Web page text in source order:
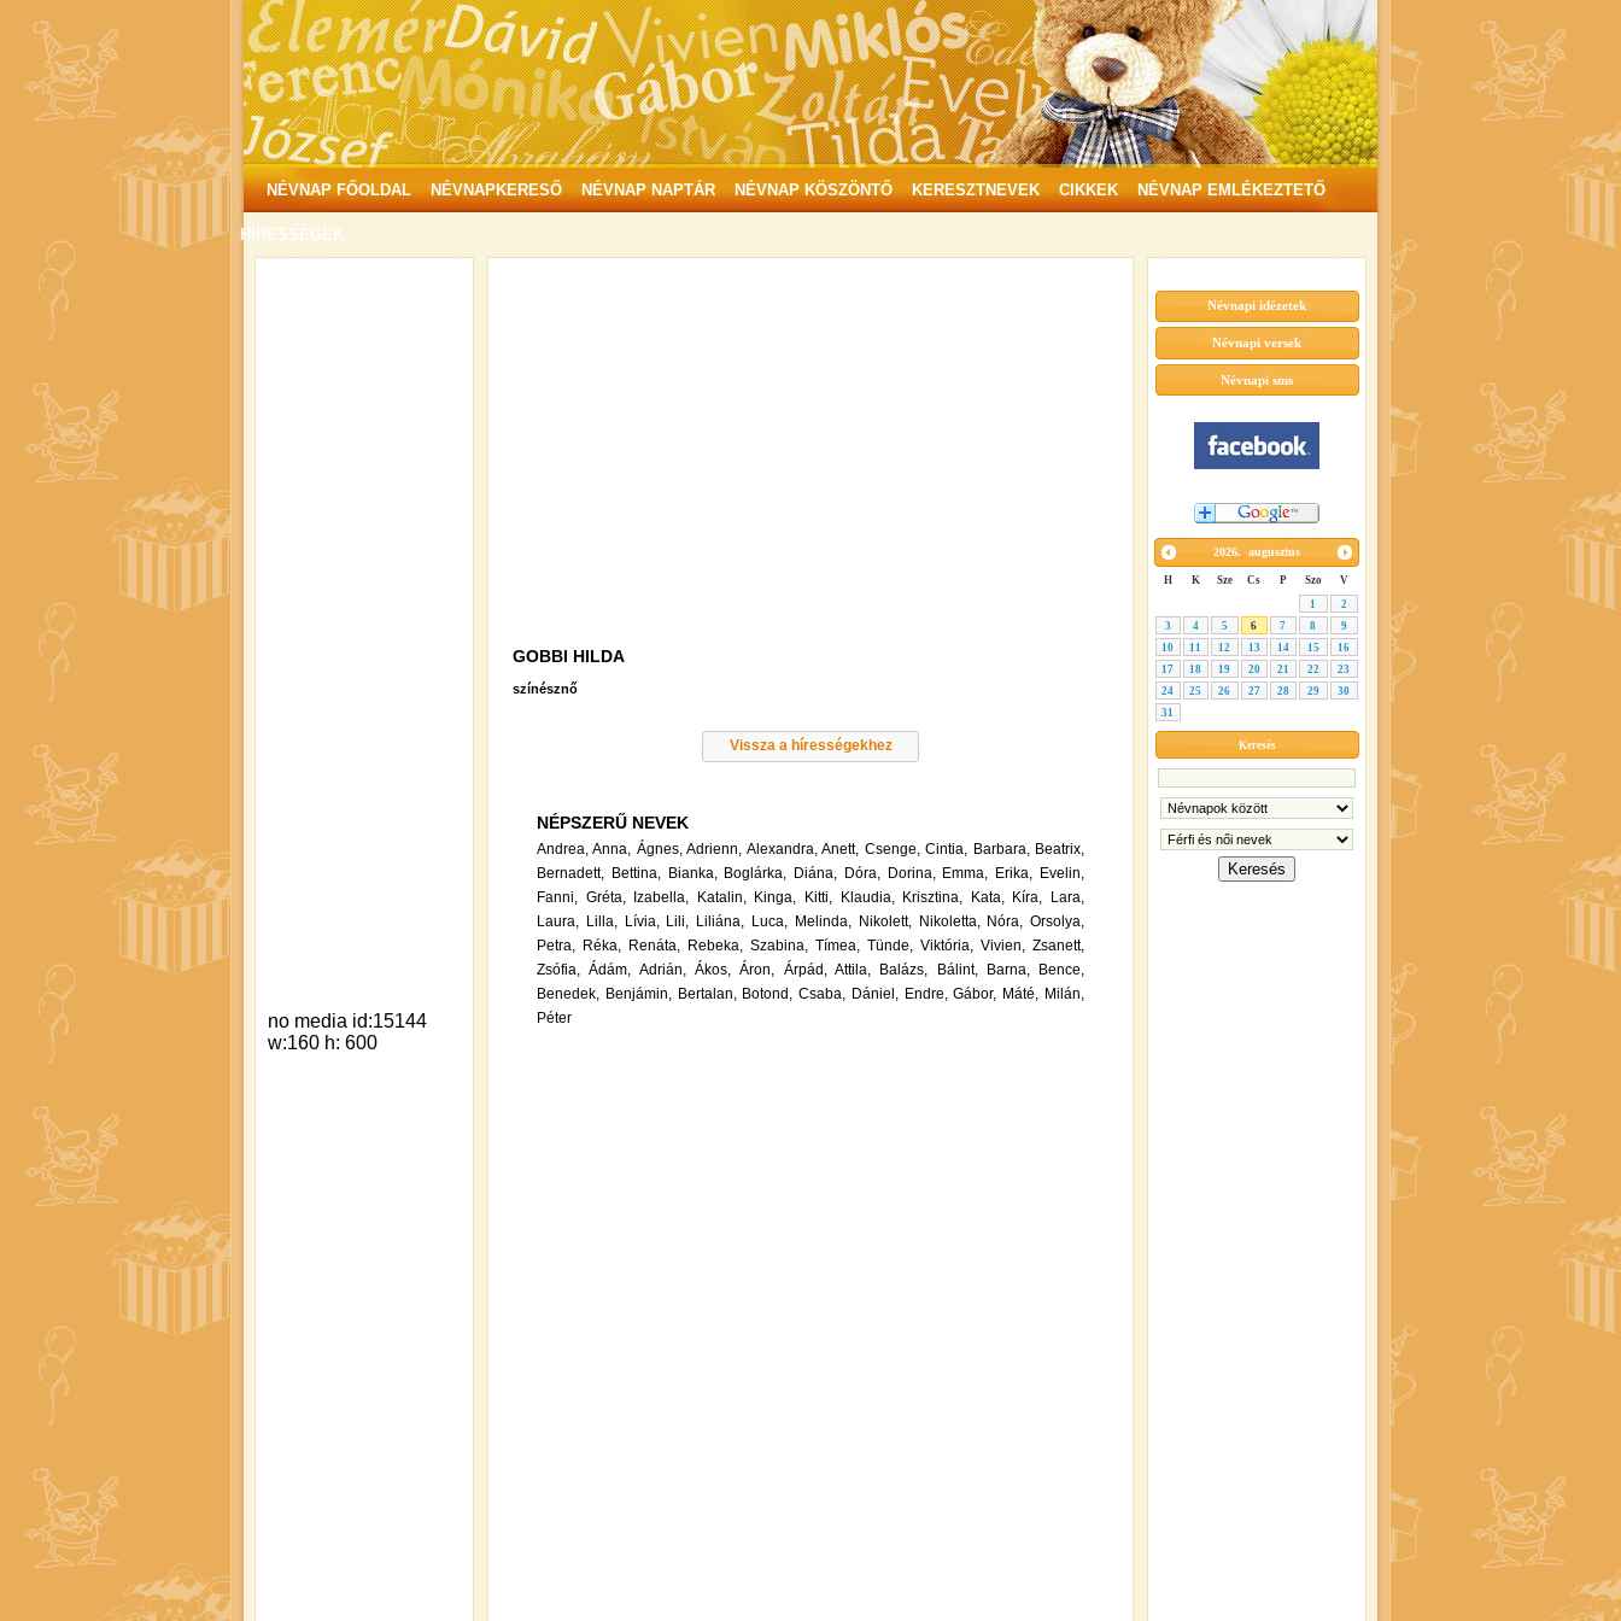
NÉVNAP FŐOLDAL NÉVNAPKERESŐ NÉVNAP NAPTÁR NÉVNAP KÖSZÖNTŐ KERESZTNEVEK CIKKEK NÉVNAP EMLÉKEZTETŐ
HÍRESSÉGEK
GOBBI HILDA
színésznő
Vissza a hírességekhez
NÉPSZERŰ NEVEK
Andrea, Anna, Ágnes, Adrienn, Alexandra, Anett, Csenge, Cintia, Barbara, Beatrix,
Bernadett, Bettina, Bianka, Boglárka, Diána, Dóra, Dorina, Emma, Erika, Evelin,
Fanni, Gréta, Izabella, Katalin, Kinga, Kitti, Klaudia, Krisztina, Kata, Kíra,
Lara,
Laura, Lilla, Lívia, Lili, Liliána, Luca, Melinda, Nikolett, Nikoletta, Nóra, Orsolya,
Petra, Réka, Renáta, Rebeka, Szabina, Tímea, Tünde, Viktória, Vivien, Zsanett,
Zsófia, Ádám, Adrián, Ákos, Áron, Árpád, Attila, Balázs, Bálint, Barna,
Bence,
Benedek, Benjámin, Bertalan, Botond, Csaba, Dániel, Endre, Gábor, Máté, Milán,
Péter
Névnapi idézetek
Névnapi versek
Névnapi sms
2026. augusztus
H K Sze Cs P Szo
V
1
2
3
4 5 6 7 8
9
10
11 12 13 14 15
16
17
18 19 20 21 22
23
24
25 26 27 28 29
30
31
Keresés